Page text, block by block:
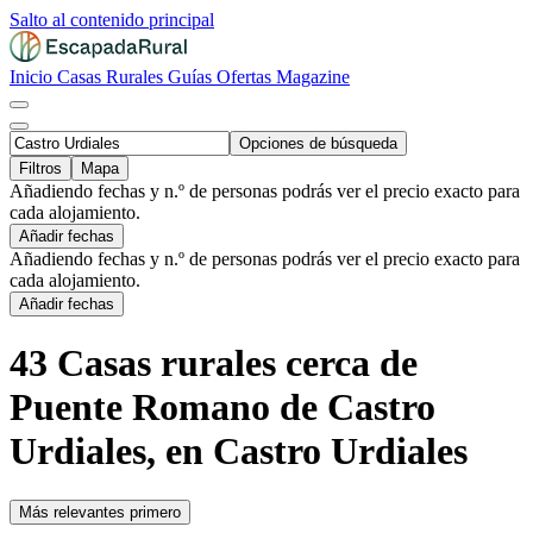
Salto al contenido principal
Inicio Casas Rurales Guías Ofertas Magazine
Opciones de búsqueda
Filtros
Mapa
Añadiendo fechas y n.º de personas podrás ver el precio exacto para
cada alojamiento.
Añadir fechas
Añadiendo fechas y n.º de personas podrás ver el precio exacto para
cada alojamiento.
Añadir fechas
43 Casas rurales cerca de
Puente Romano de Castro
Urdiales, en Castro Urdiales
Más relevantes primero